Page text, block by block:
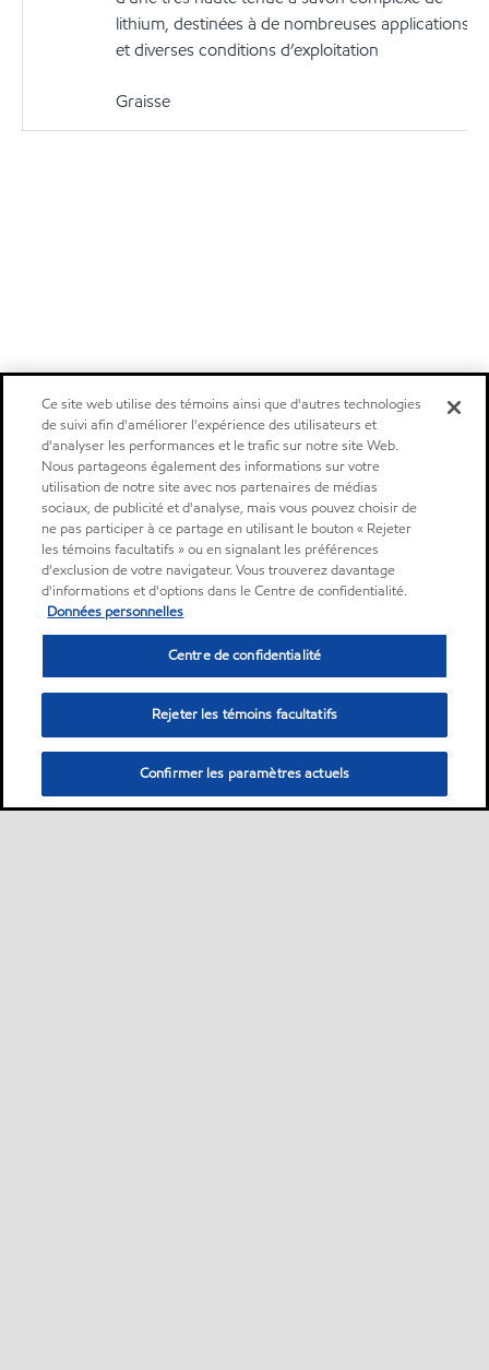
lithium, destinées à de nombreuses applications
et diverses conditions d’exploitation
Graisse
Ce site web utilise des témoins ainsi que d'autres technologies
de suivi afin d'améliorer l'expérience des utilisateurs et
d'analyser les performances et le trafic sur notre site Web.
Nous partageons également des informations sur votre
utilisation de notre site avec nos partenaires de médias
sociaux, de publicité et d'analyse, mais vous pouvez choisir de
ne pas participer à ce partage en utilisant le bouton « Rejeter
les témoins facultatifs » ou en signalant les préférences
d'exclusion de votre navigateur. Vous trouverez davantage
d'informations et d'options dans le Centre de confidentialité.
Données personnelles
Centre de confidentialité
Rejeter les témoins facultatifs
Confirmer les paramètres actuels